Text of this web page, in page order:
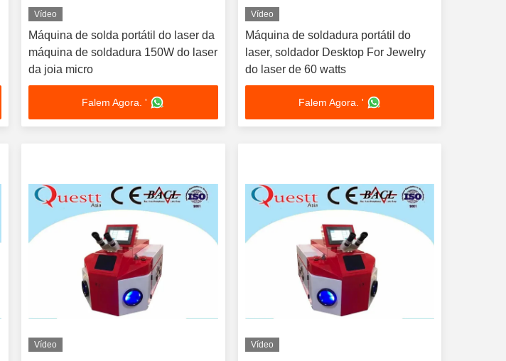
Vídeo
Máquina de solda portátil do laser da
máquina de soldadura 150W do laser
da joia micro
Falem Agora. '
Vídeo
Máquina de soldadura portátil do
laser, soldador Desktop For Jewelry
do laser de 60 watts
Falem Agora. '
Vídeo Vídeo